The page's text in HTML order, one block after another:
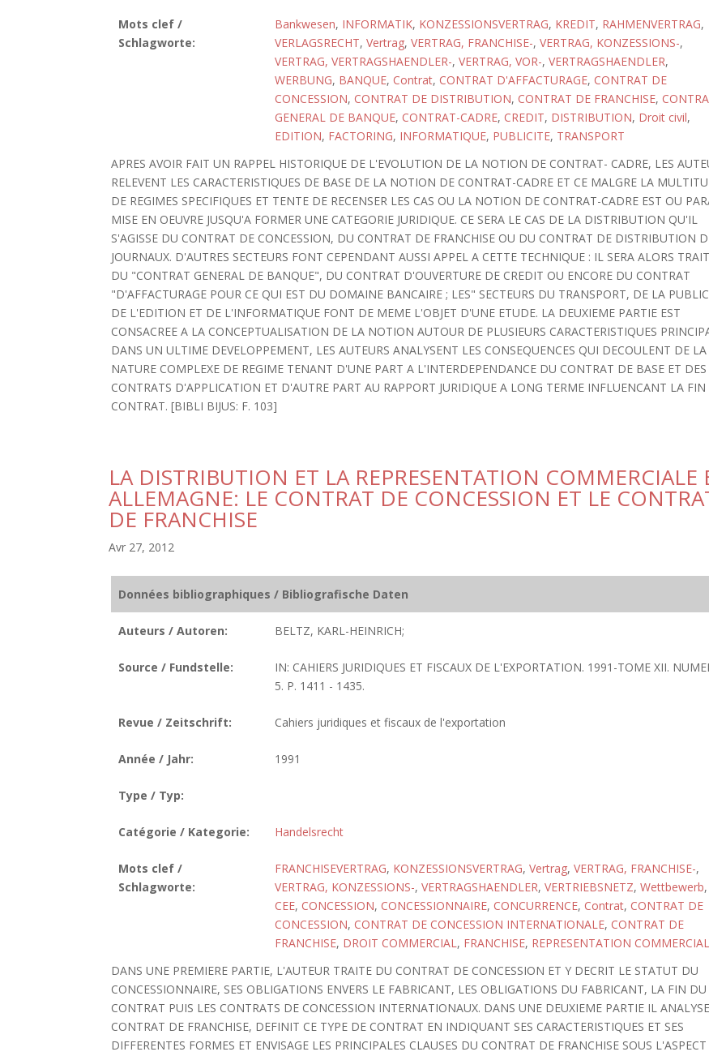
Mots clef /
Schlagworte:
Bankwesen, INFORMATIK, KONZESSIONSVERTRAG, KREDIT, RAHMENVERTRAG,
VERLAGSRECHT, Vertrag, VERTRAG, FRANCHISE-, VERTRAG, KONZESSIONS-,
VERTRAG, VERTRAGSHAENDLER-, VERTRAG, VOR-, VERTRAGSHAENDLER,
WERBUNG, BANQUE, Contrat, CONTRAT D'AFFACTURAGE, CONTRAT DE
CONCESSION, CONTRAT DE DISTRIBUTION, CONTRAT DE FRANCHISE,
GENERAL DE BANQUE, CONTRAT-CADRE, CREDIT, DISTRIBUTION, Droit civil,
EDITION, FACTORING, INFORMATIQUE, PUBLICITE, TRANSPORT
APRES AVOIR FAIT UN RAPPEL HISTORIQUE DE L'EVOLUTION DE LA NOTION DE CONTRAT- CADRE, LES
RELEVENT LES CARACTERISTIQUES DE BASE DE LA NOTION DE CONTRAT-CADRE ET CE MALGRE LA
DE REGIMES SPECIFIQUES ET TENTE DE RECENSER LES CAS OU LA NOTION DE CONTRAT-CADRE EST OU
MISE EN OEUVRE JUSQU'A FORMER UNE CATEGORIE JURIDIQUE. CE SERA LE CAS DE LA DISTRIBUTION QU'IL
S'AGISSE DU CONTRAT DE CONCESSION, DU CONTRAT DE FRANCHISE OU DU CONTRAT DE DISTRIBUTION
JOURNAUX. D'AUTRES SECTEURS FONT CEPENDANT AUSSI APPEL A CETTE TECHNIQUE : IL SERA ALORS
DU "CONTRAT GENERAL DE BANQUE", DU CONTRAT D'OUVERTURE DE CREDIT OU ENCORE DU CONTRAT
"D'AFFACTURAGE POUR CE QUI EST DU DOMAINE BANCAIRE ; LES" SECTEURS DU TRANSPORT, DE LA
DE L'EDITION ET DE L'INFORMATIQUE FONT DE MEME L'OBJET D'UNE ETUDE. LA DEUXIEME PARTIE EST
CONSACREE A LA CONCEPTUALISATION DE LA NOTION AUTOUR DE PLUSIEURS CARACTERISTIQUES
DANS UN ULTIME DEVELOPPEMENT, LES AUTEURS ANALYSENT LES CONSEQUENCES QUI DECOULENT DE LA
NATURE COMPLEXE DE REGIME TENANT D'UNE PART A L'INTERDEPENDANCE DU CONTRAT DE BASE ET DES
CONTRATS D'APPLICATION ET D'AUTRE PART AU RAPPORT JURIDIQUE A LONG TERME INFLUENCANT LA FIN
CONTRAT. [BIBLI BIJUS: F. 103]
LA DISTRIBUTION ET LA REPRESENTATION COMMERCIALE
ALLEMAGNE: LE CONTRAT DE CONCESSION ET LE
DE FRANCHISE
Avr 27, 2012
Données bibliographiques / Bibliografische Daten
Auteurs / Autoren: BELTZ, KARL-HEINRICH;
Source / Fundstelle:
IN: CAHIERS JURIDIQUES ET FISCAUX DE L'EXPORTATION. 1991-TOME XII.
5. P. 1411 - 1435.
Revue / Zeitschrift: Cahiers juridiques et fiscaux de l'exportation
Année / Jahr: 1991
Type / Typ:
Catégorie / Kategorie: Handelsrecht
Mots clef /
Schlagworte:
FRANCHISEVERTRAG, KONZESSIONSVERTRAG, Vertrag, VERTRAG, FRANCHISE-,
VERTRAG, KONZESSIONS-, VERTRAGSHAENDLER, VERTRIEBSNETZ, Wettbewerb,
CEE, CONCESSION, CONCESSIONNAIRE, CONCURRENCE, Contrat, CONTRAT DE
CONCESSION, CONTRAT DE CONCESSION INTERNATIONALE, CONTRAT DE
FRANCHISE, DROIT COMMERCIAL, FRANCHISE, REPRESENTATION
DANS UNE PREMIERE PARTIE, L'AUTEUR TRAITE DU CONTRAT DE CONCESSION ET Y DECRIT LE STATUT DU
CONCESSIONNAIRE, SES OBLIGATIONS ENVERS LE FABRICANT, LES OBLIGATIONS DU FABRICANT, LA FIN DU
CONTRAT PUIS LES CONTRATS DE CONCESSION INTERNATIONAUX. DANS UNE DEUXIEME PARTIE IL
CONTRAT DE FRANCHISE, DEFINIT CE TYPE DE CONTRAT EN INDIQUANT SES CARACTERISTIQUES ET SES
DIFFERENTES FORMES ET ENVISAGE LES PRINCIPALES CLAUSES DU CONTRAT DE FRANCHISE SOUS